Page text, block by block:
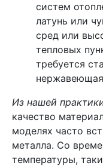
систем
латунь или
сред или
тепловых
требуется
Из нашей
качество
моделях часто
металла. Со
температуры,